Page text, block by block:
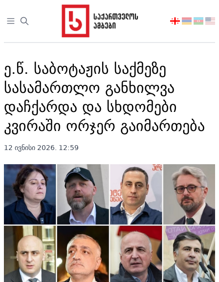
Open sidebar
აირჩიეთ
ე.წ. საბოტაჟის საქმეზე
სასამართლო განხილვა
დაჩქარდა და სხდომები
კვირაში ორჯერ გაიმართება
12 ივნისი 2026. 12:59